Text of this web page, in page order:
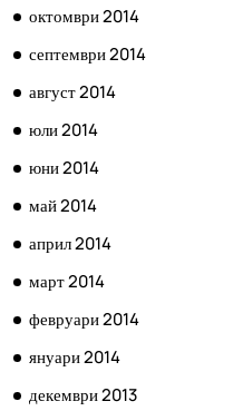
октомври 2014
септември 2014
август 2014
юли 2014
юни 2014
май 2014
април 2014
март 2014
февруари 2014
януари 2014
декември 2013